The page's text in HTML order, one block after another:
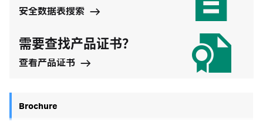
安全数据表搜索
需要查找产品证书？
查看产品证书
Brochure